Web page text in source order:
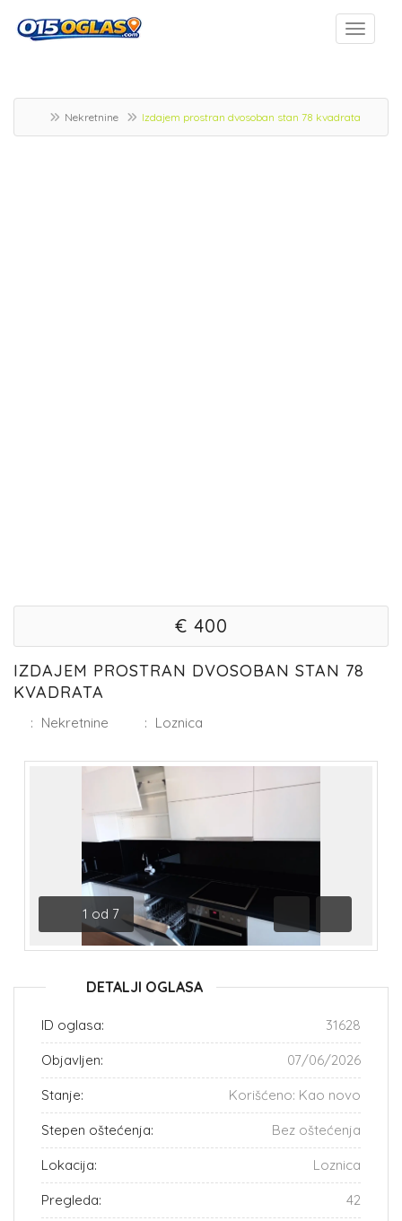
Nekretnine Izdajem prostran dvosoban stan 78 kvadrata
€ 400
IZDAJEM PROSTRAN DVOSOBAN STAN 78
KVADRATA
: Nekretnine : Loznica
1 od 7
Prethodna
Sledeća
DETALJI OGLASA
ID oglasa: 31628
Objavljen: 07/06/2026
Stanje: Korišćeno: Kao novo
Stepen oštećenja: Bez oštećenja
Lokacija: Loznica
Pregleda: 42